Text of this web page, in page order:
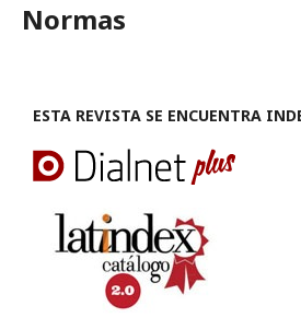
Normas
ESTA REVISTA SE ENCUENTRA